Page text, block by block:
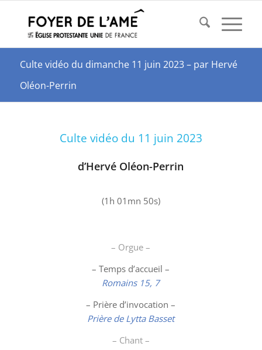
Culte vidéo du dimanche 11 juin 2023 – par Hervé
Oléon-Perrin
Culte vidéo du 11 juin 2023
d’Hervé Oléon-Perrin
(1h 01mn 50s)
– Orgue –
– Temps d’accueil –
Romains 15, 7
– Prière d’invocation –
Prière de Lytta Basset
– Chant –